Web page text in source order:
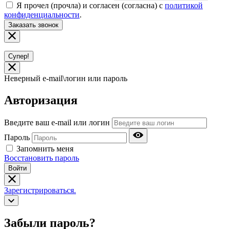
Я прочел (прочла) и согласен (согласна) с политикой
конфиденциальности.
Заказать звонок
Супер!
Неверный e-mail\логин или пароль
Авторизация
Введите ваш e-mail или логин
Пароль
Запомнить меня
Восстановить пароль
Войти
Зарегистрироваться.
Забыли пароль?